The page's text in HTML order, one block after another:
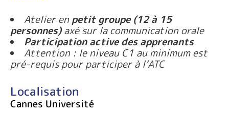
Atelier enpetit groupe (12 à 15
personnes)axé sur la communication orale
Participation active des apprenants
Attention : le niveau C1 au minimum est
pré-requis pour participer à l’ATC
Localisation
Cannes Université